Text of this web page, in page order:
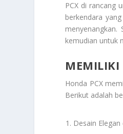
PCX di rancang
berkendara
kemudian untuk
MEMILIKI
Honda PCX
Berikut adalah
Desain